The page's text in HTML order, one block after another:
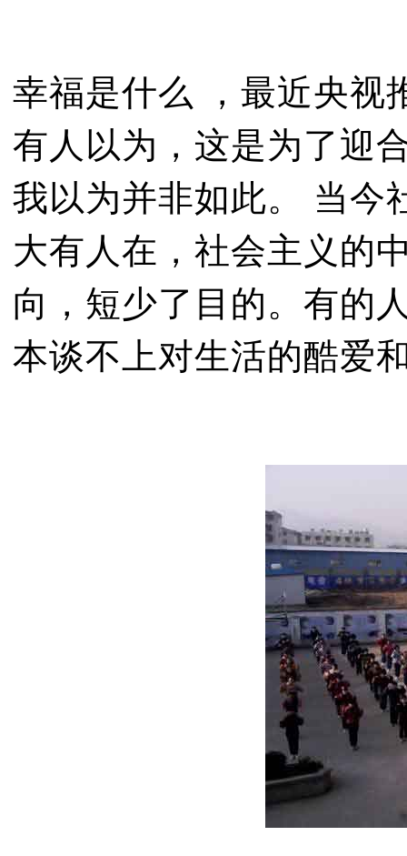
幸福是什么 ，最近央视
有人以为，这是为了迎
我以为并非如此。 当今
大有人在，社会主义的
向，短少了目的。有的
本谈不上对生活的酷爱